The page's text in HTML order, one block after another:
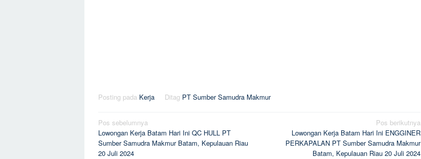
Posting pada Kerja Ditag PT Sumber Samudra Makmur
Navigasi
pos
Pos sebelumnya
Lowongan Kerja Batam Hari Ini QC HULL PT
Sumber Samudra Makmur Batam, Kepulauan Riau
20 Juli 2024
Pos berikutnya
Lowongan Kerja Batam Hari Ini ENGGINER
PERKAPALAN PT Sumber Samudra Makmur
Batam, Kepulauan Riau 20 Juli 2024